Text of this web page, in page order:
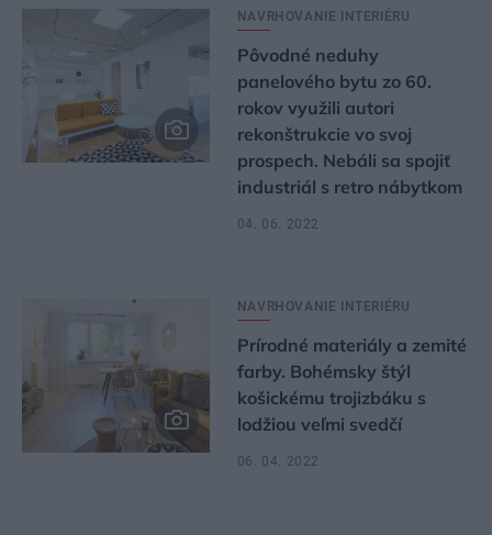
NAVRHOVANIE INTERIÉRU
Pôvodné neduhy
panelového bytu zo 60.
rokov využili autori
rekonštrukcie vo svoj
prospech. Nebáli sa spojiť
industriál s retro nábytkom
04. 06. 2022
NAVRHOVANIE INTERIÉRU
Prírodné materiály a zemité
farby. Bohémsky štýl
košickému trojizbáku s
lodžiou veľmi svedčí
06. 04. 2022